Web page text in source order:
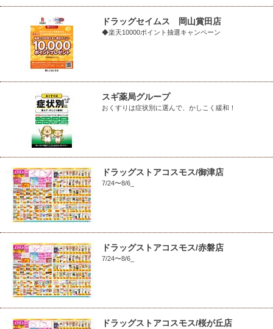
ドラッグセイムス 岡山賞田店
◆楽天10000ポイント抽選キャンペーン
スギ薬局グループ
おくすりは症状別に選んで、かしこく緩和！
ドラッグストアコスモス/御津店
7/24〜8/6_
ドラッグストアコスモス/赤磐店
7/24〜8/6_
ドラッグストアコスモス/桜が丘店